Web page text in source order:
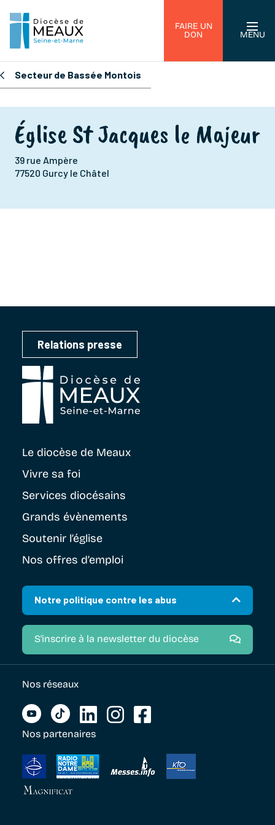
FAIRE UN
DON
MENU
Secteur de Bassée Montois
Église St Jacques le Majeur
39 rue Ampère
77520 Gurcy le Châtel
Relations presse
Le diocèse de Meaux
Vivre sa foi
Services diocésains
Grands évènements
Soutenir l’église
Nos offres d’emploi
Notre politique contre les abus
S'inscrire à la newsletter du diocèse
Nos réseaux
Nos partenaires